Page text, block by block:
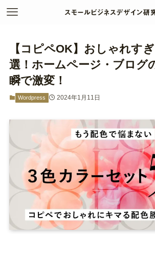
【コピペOK】おしゃれす
選！ホームページ・ブログ
瞬で激変！
Wordpress 2024年1月11日